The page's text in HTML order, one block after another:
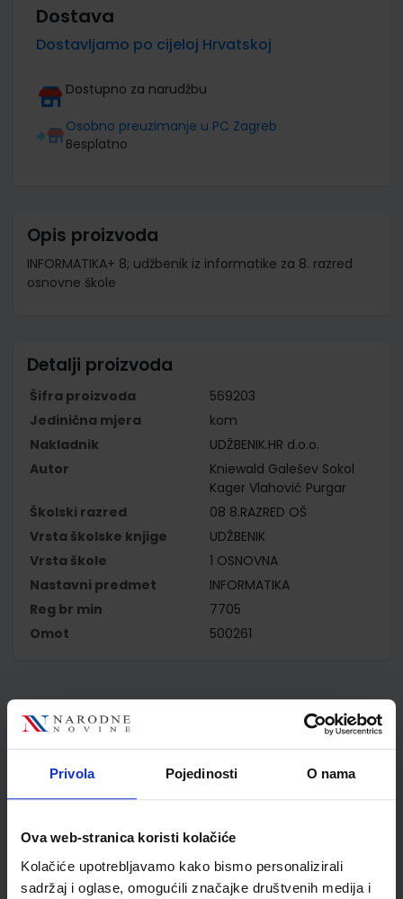
Privola Pojedinosti O nama
Ova web-stranica koristi kolačiće
Kolačiće upotrebljavamo kako bismo personalizirali
sadržaj i oglase, omogućili značajke društvenih medija i
Dostava
Dostavljamo po cijeloj Hrvatskoj
Dostupno za narudžbu
Osobno preuzimanje u PC Zagreb
Besplatno
Opis proizvoda
INFORMATIKA+ 8; udžbenik iz informatike za 8. razred
osnovne škole
Detalji proizvoda
Šifra proizvoda
569203
Jedinična mjera
kom
Nakladnik
UDŽBENIK.HR d.o.o.
Autor
Kniewald Galešev Sokol
Kager Vlahović Purgar
Školski razred
08 8.RAZRED OŠ
Vrsta školske knjige
UDŽBENIK
Vrsta škole
1 OSNOVNA
Nastavni predmet
INFORMATIKA
Reg br min
7705
Omot
500261
Kupci najčešće biraju..
Omot PVC za školske
udžbenike; dimenzije
421x277; tip 261